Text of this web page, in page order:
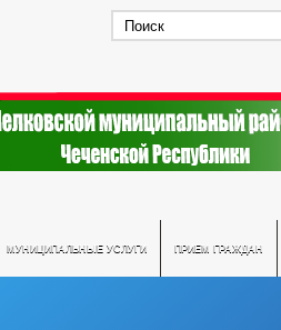
МУНИЦИПАЛЬНЫЕ УСЛУГИ ПРИЕМ ГРАЖДАН